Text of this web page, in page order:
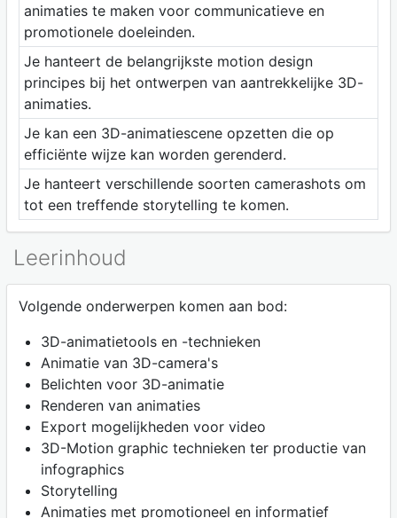
animaties te maken voor communicatieve en
promotionele doeleinden.
Je hanteert de belangrijkste motion design
principes bij het ontwerpen van aantrekkelijke 3D-
animaties.
Je kan een 3D-animatiescene opzetten die op
efficiënte wijze kan worden gerenderd.
Je hanteert verschillende soorten camerashots om
tot een treffende storytelling te komen.
Leerinhoud
Volgende onderwerpen komen aan bod:
3D-animatietools en -technieken
Animatie van 3D-camera's
Belichten voor 3D-animatie
Renderen van animaties
Export mogelijkheden voor video
3D-Motion graphic technieken ter productie van
infographics
Storytelling
Animaties met promotioneel en informatief